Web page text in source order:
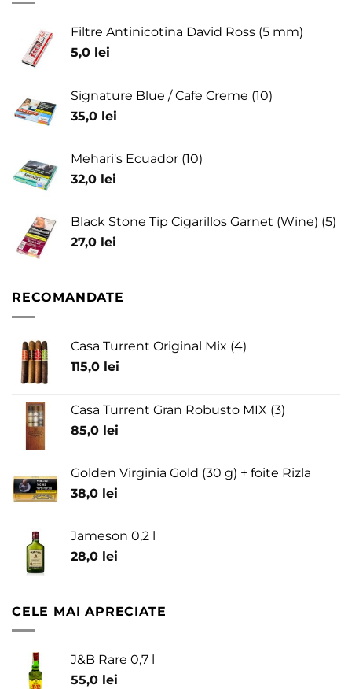
Filtre Antinicotina David Ross (5 mm)
5,0 lei
Signature Blue / Cafe Creme (10)
35,0 lei
Mehari's Ecuador (10)
32,0 lei
Black Stone Tip Cigarillos Garnet (Wine) (5)
27,0 lei
RECOMANDATE
Casa Turrent Original Mix (4)
115,0 lei
Casa Turrent Gran Robusto MIX (3)
85,0 lei
Golden Virginia Gold (30 g) + foite Rizla
38,0 lei
Jameson 0,2 l
28,0 lei
CELE MAI APRECIATE
J&B Rare 0,7 l
55,0 lei